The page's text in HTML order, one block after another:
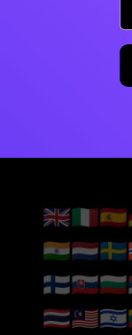
🇬🇧🇮🇹🇪🇸
🇮🇳🇳🇱🇸🇪
🇫🇮🇸🇰🇧🇬
🇹🇭🇲🇾🇮🇱